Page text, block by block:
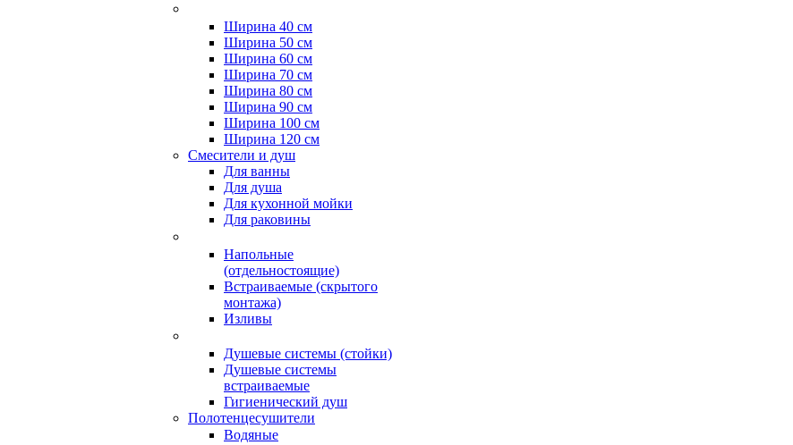
Ширина 40 см
Ширина 50 см
Ширина 60 см
Ширина 70 см
Ширина 80 см
Ширина 90 см
Ширина 100 см
Ширина 120 см
Смесители и душ
Для ванны
Для душа
Для кухонной мойки
Для раковины
Напольные
(отдельностоящие)
Встраиваемые (скрытого
монтажа)
Изливы
Душевые системы (стойки)
Душевые системы
встраиваемые
Гигиенический душ
Полотенцесушители
ㅤВодяные